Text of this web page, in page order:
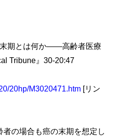
期とは何か――高齢者医療
Tribune』30-20:47
20hp/M3020471.htm [リン
の場合も癌の末期を想定し